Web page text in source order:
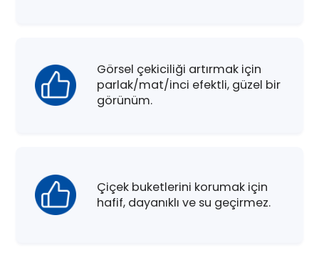
Görsel çekiciliği artırmak için
parlak/mat/inci efektli, güzel bir
görünüm.
Çiçek buketlerini korumak için
hafif, dayanıklı ve su geçirmez.